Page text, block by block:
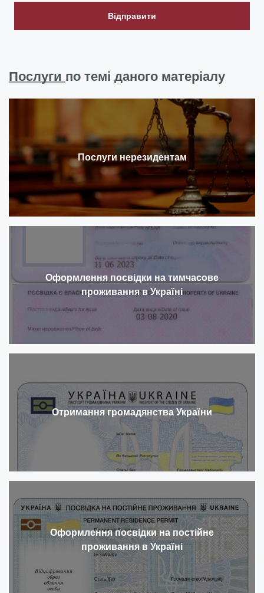
Відправити
Послуги по темі даного матеріалу
Послуги нерезидентам
Оформлення посвідки на тимчасове
проживання в Україні
Отримання громадянства України
Оформлення посвідки на постійне
проживання в Україні